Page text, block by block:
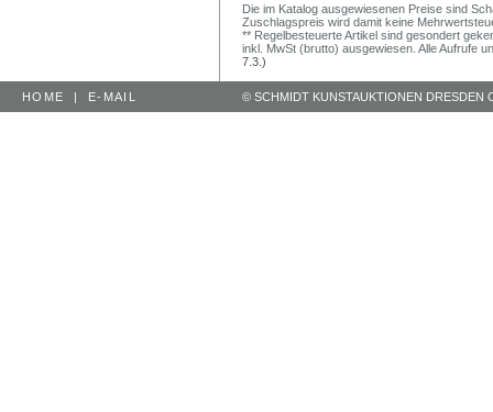
Die im Katalog ausgewiesenen Preise sind
Zuschlagspreis wird damit keine
** Regelbesteuerte Artikel sind gesondert
inkl. MwSt (brutto) ausgewiesen. Alle Aufrufe
7.3.)
HOME | E-MAIL © SCHMIDT KUNSTAUKTIONEN DRESDEN